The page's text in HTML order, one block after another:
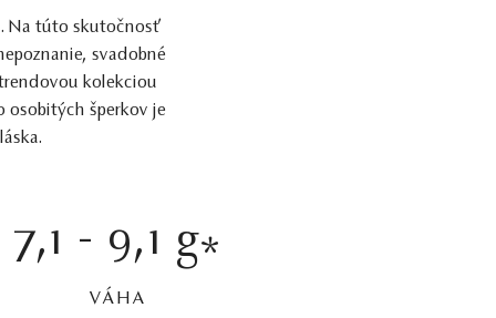
Na túto skutočnosť
svadobné
kolekciou
osobitých šperkov je
7,1 - 9,1 g*
VÁHA